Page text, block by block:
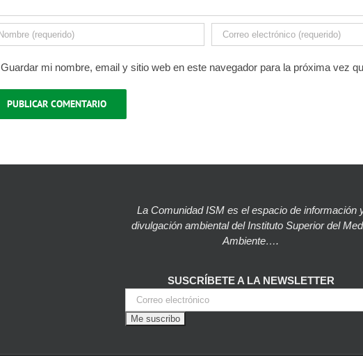
Guardar mi nombre, email y sitio web en este navegador para la próxima vez
La Comunidad ISM es el espacio de información
divulgación ambiental del Instituto Superior del
Ambiente….
SUSCRÍBETE A LA NEWSLETTER